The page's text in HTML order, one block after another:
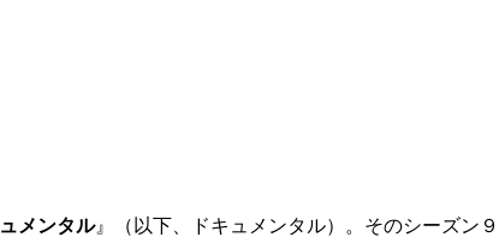
メンタル』（以下、ドキュメンタル）。そのシーズン９